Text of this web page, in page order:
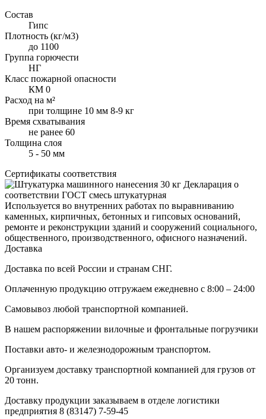
Состав
Гипс
Плотность (кг/м3)
до 1100
Группа горючести
НГ
Класс пожарной опасности
КМ 0
Расход на м²
при толщине 10 мм 8-9 кг
Время схватывания
не ранее 60
Толщина слоя
5 - 50 мм
Сертификаты соответствия
Декларация о
соответствии ГОСТ смесь штукатурная
Используется во внутренних работах по выравниванию
каменных, кирпичных, бетонных и гипсовых оснований,
ремонте и реконструкции зданий и сооружений социального,
общественного, производственного, офисного назначений.
Доставка
Доставка по всей России и странам СНГ.
Оплаченную продукцию отгружаем ежедневно с 8:00 – 24:00
Самовывоз любой транспортной компанией.
В нашем распоряжении вилочные и фронтальные погрузчики
Поставки авто- и железнодорожным транспортом.
Организуем доставку транспортной компанией для грузов от
20 тонн.
Доставку продукции заказываем в отделе логистики
предприятия 8 (83147) 7-59-45